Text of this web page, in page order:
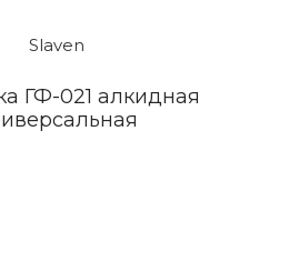
Slaven
ГФ-021 алкидная